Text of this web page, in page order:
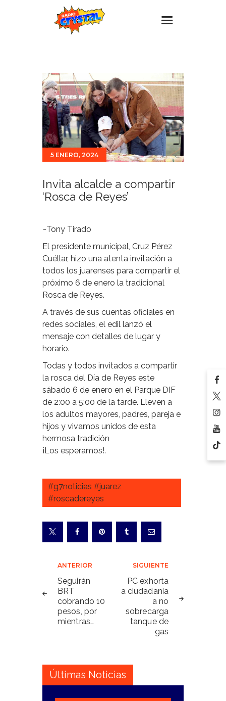
Estaciones
Eventos
Promociones
Noticias
Para ti
5 ENERO, 2024
Invita alcalde a compartir
‘Rosca de Reyes’
~Tony Tirado
El presidente municipal, Cruz Pérez
Cuéllar, hizo una atenta invitación a
todos los juarenses para compartir el
próximo 6 de enero la tradicional
Rosca de Reyes.
A través de sus cuentas oficiales en
redes sociales, el edil lanzó el
mensaje con detalles de lugar y
horario.
Todas y todos invitados a compartir
la rosca del Día de Reyes este
sábado 6 de enero en el Parque DIF
de 2:00 a 5:00 de la tarde. Lleven a
los adultos mayores, padres, pareja e
hijos y vivamos unidos de esta
hermosa tradición
¡Los esperamos!.
#g7noticias #juarez
#roscadereyes
Navegación
de
entradas
ANTERIOR
Seguirán
BRT
cobrando 10
pesos, por
mientras…
SIGUIENTE
PC exhorta
a ciudadania
a no
sobrecarga
tanque de
gas
Últimas Noticias